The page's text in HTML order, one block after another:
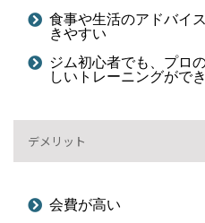
食事や生活のアドバイ
きやすい
ジム初心者でも、プロ
しいトレーニングがで
デメリット
会費が高い